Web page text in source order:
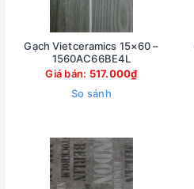
Gạch Vietceramics 15×60 –
1560AC66BE4L
Giá bán: 517.000₫
So sánh